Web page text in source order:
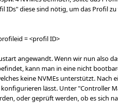
IDs" diese sind nötig, um das Profil
= <profil ID>
angewandt. Wenn wir nun also
kann man in eine nicht
keine NVMEs unterstützt. Nach
lässt. Unter "Controller
oder geprüft werden, ob es sich